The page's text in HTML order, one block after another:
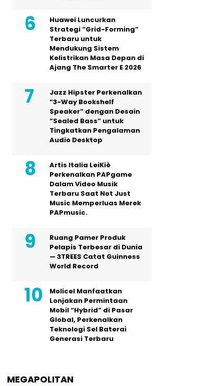
Huawei Luncurkan
Strategi “Grid-Forming”
Terbaru untuk
Mendukung Sistem
Kelistrikan Masa Depan di
Ajang The Smarter E 2026
Jazz Hipster Perkenalkan
“3-Way Bookshelf
Speaker” dengan Desain
“Sealed Bass” untuk
Tingkatkan Pengalaman
Audio Desktop
Artis Italia LeiKiè
Perkenalkan PAPgame
Dalam Video Musik
Terbaru Saat Not Just
Music Memperluas Merek
PAPmusic.
Ruang Pamer Produk
Pelapis Terbesar di Dunia
— 3TREES Catat Guinness
World Record
Molicel Manfaatkan
Lonjakan Permintaan
Mobil “Hybrid” di Pasar
Global, Perkenalkan
Teknologi Sel Baterai
Generasi Terbaru
MEGAPOLITAN